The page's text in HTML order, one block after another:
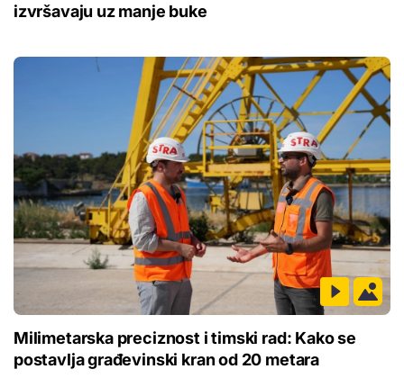
izvršavaju uz manje buke
Milimetarska preciznost i timski rad: Kako se
postavlja građevinski kran od 20 metara